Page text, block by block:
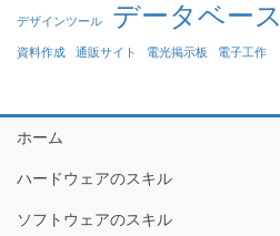
デザインツール データベース
資料作成 通販サイト 電光掲示板 電子工作
ホーム
ハードウェアのスキル
ソフトウェアのスキル